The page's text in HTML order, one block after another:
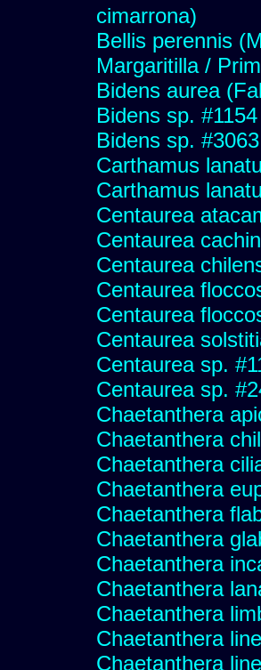
cimarrona)
Bellis perennis
Margaritilla /
Bidens aurea
Bidens sp. #1154
Bidens sp. #3063
Carthamus
Carthamus
Centaurea
Centaurea
Centaurea
Centaurea
Centaurea
Centaurea
Centaurea sp.
Centaurea sp.
Chaetanthera
Chaetanthera
Chaetanthera
Chaetanthera
Chaetanthera
Chaetanthera
Chaetanthera
Chaetanthera
Chaetanthera
Chaetanthera
Chaetanthera